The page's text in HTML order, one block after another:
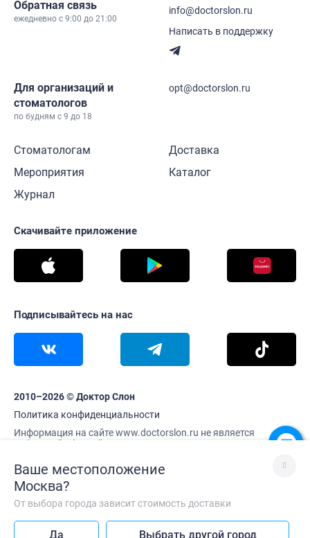
Обратная связь
ежедневно c 9:00 до 21:00
info@doctorslon.ru
Написать в поддержку
Для организаций и
стоматологов
по будням с 9 до 18
opt@doctorslon.ru
Стоматологам
Мероприятия
Журнал
Доставка
Каталог
Скачивайте приложение
Подписывайтесь на нас
2010–2026 © Доктор Слон
Политика конфиденциальности
Информация на сайте www.doctorslon.ru не является
публичной офертой
Лучше без VPN
Ваше местоположение
Москва?
От выбора города зависит стоимость доставки
Да Выбрать другой город